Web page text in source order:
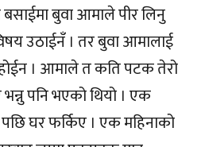
बुवा आमाले पीर लिनु
उठाईनँ । तर बुवा आमालाई
। आमाले त कति पटक तेरो
पनि भएको थियो । एक
घर फर्किए । एक महिनाको